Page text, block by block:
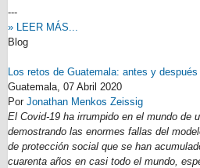
---
» LEER MÁS...
Blog
Los retos de Guatemala: antes y
Guatemala, 07 Abril 2020
Por Jonathan Menkos Zeissig
El Covid-19 ha irrumpido en el mundo de
demostrando las enormes fallas del
de protección social que se han
cuarenta años en casi todo el mundo,